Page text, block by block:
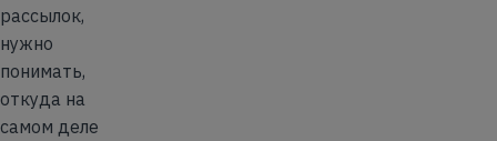
рассылок,
нужно
понимать,
откуда на
самом деле